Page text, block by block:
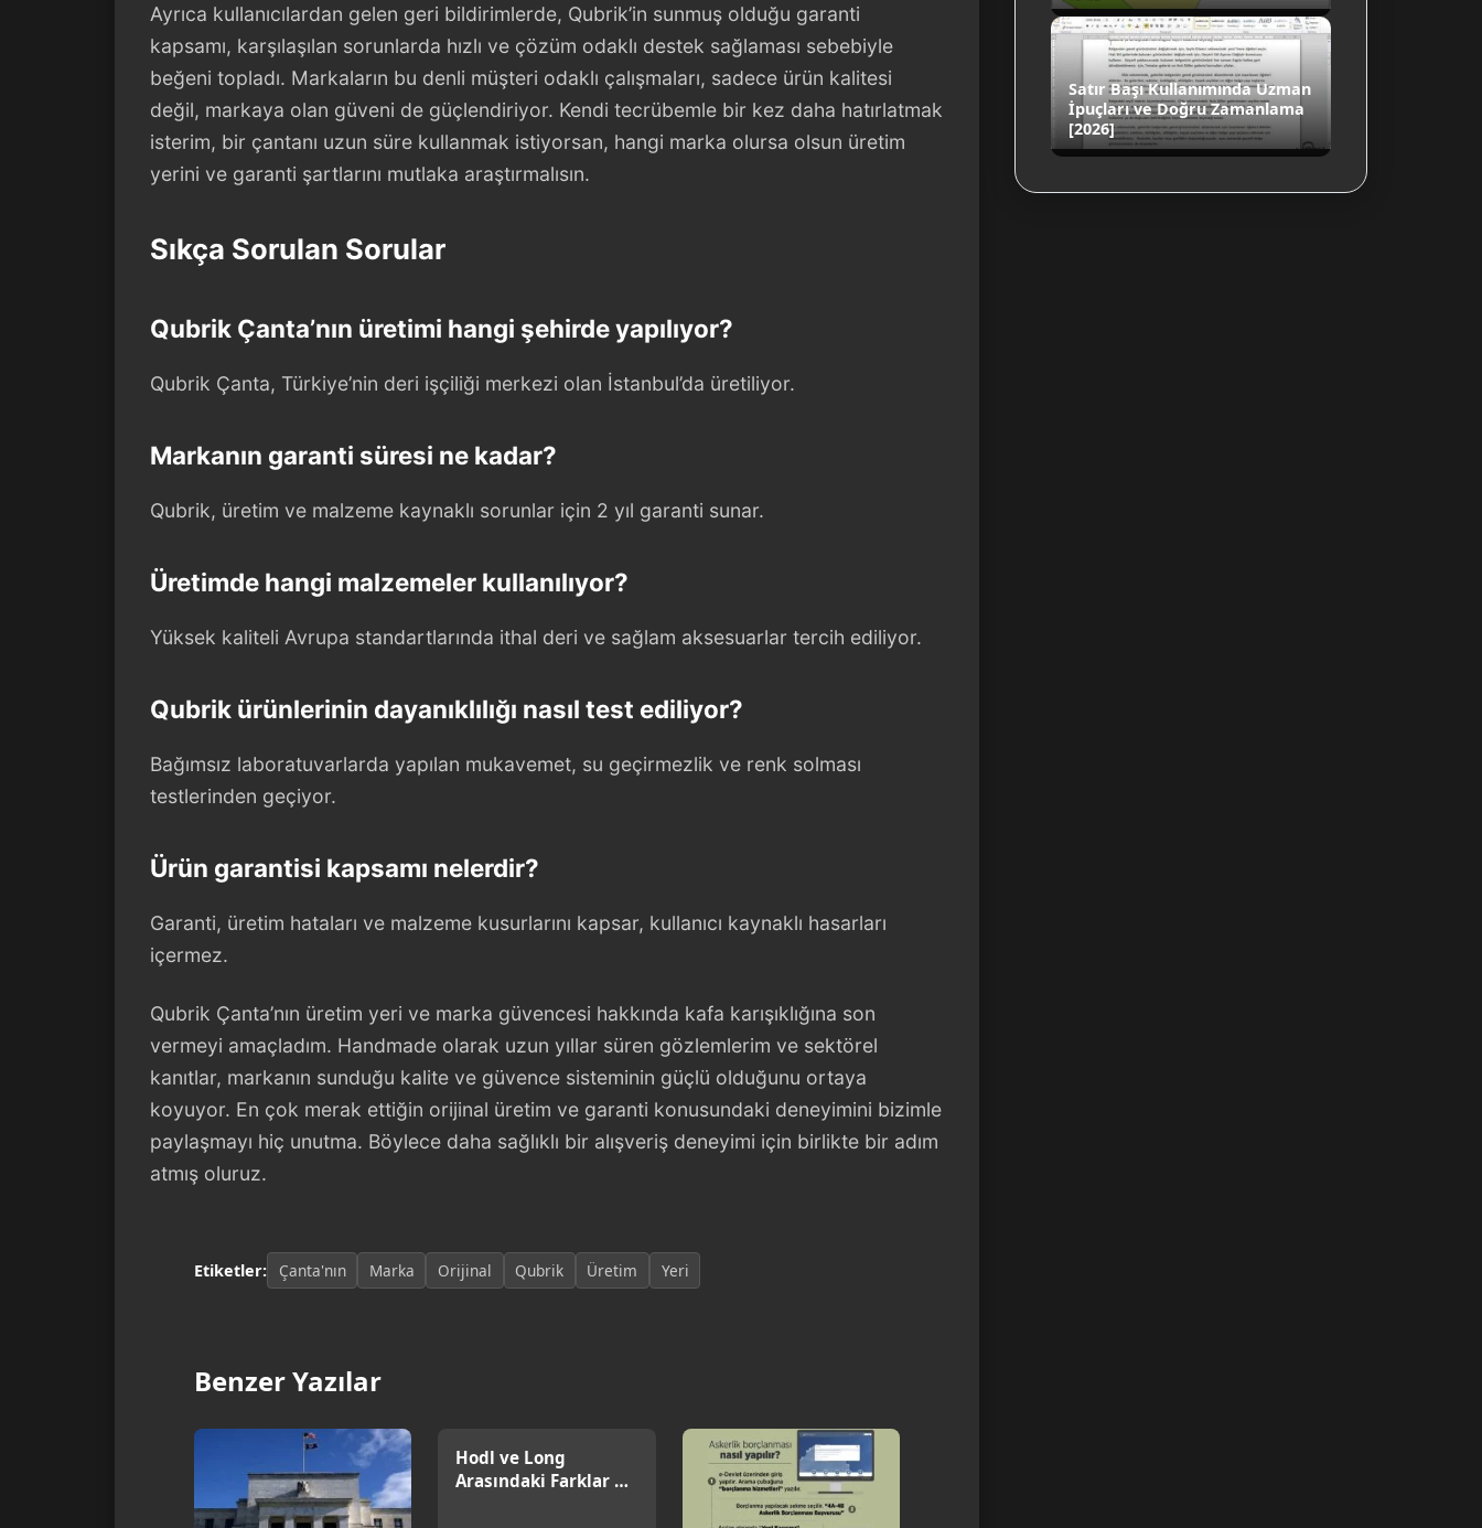
Ayrıca kullanıcılardan gelen geri bildirimlerde, Qubrik’in sunmuş olduğu garanti
kapsamı, karşılaşılan sorunlarda hızlı ve çözüm odaklı destek sağlaması sebebiyle
beğeni topladı. Markaların bu denli müşteri odaklı çalışmaları, sadece ürün kalitesi
değil, markaya olan güveni de güçlendiriyor. Kendi tecrübemle bir kez daha hatırlatmak
isterim, bir çantanı uzun süre kullanmak istiyorsan, hangi marka olursa olsun üretim
yerini ve garanti şartlarını mutlaka araştırmalısın.
Sıkça Sorulan Sorular
Qubrik Çanta’nın üretimi hangi şehirde yapılıyor?
Qubrik Çanta, Türkiye’nin deri işçiliği merkezi olan İstanbul’da üretiliyor.
Markanın garanti süresi ne kadar?
Qubrik, üretim ve malzeme kaynaklı sorunlar için 2 yıl garanti sunar.
Üretimde hangi malzemeler kullanılıyor?
Yüksek kaliteli Avrupa standartlarında ithal deri ve sağlam aksesuarlar tercih ediliyor.
Qubrik ürünlerinin dayanıklılığı nasıl test ediliyor?
Bağımsız laboratuvarlarda yapılan mukavemet, su geçirmezlik ve renk solması
testlerinden geçiyor.
Ürün garantisi kapsamı nelerdir?
Garanti, üretim hataları ve malzeme kusurlarını kapsar, kullanıcı kaynaklı hasarları
içermez.
Qubrik Çanta’nın üretim yeri ve marka güvencesi hakkında kafa karışıklığına son
vermeyi amaçladım. Handmade olarak uzun yıllar süren gözlemlerim ve sektörel
kanıtlar, markanın sunduğu kalite ve güvence sisteminin güçlü olduğunu ortaya
koyuyor. En çok merak ettiğin orijinal üretim ve garanti konusundaki deneyimini bizimle
paylaşmayı hiç unutma. Böylece daha sağlıklı bir alışveriş deneyimi için birlikte bir adım
atmış oluruz.
Etiketler: Çanta'nın Marka Orijinal Qubrik Üretim Yeri
Benzer Yazılar
Hodl ve Long
Arasındaki Farklar ve
Satır Başı Kullanımında Uzman
İpuçları ve Doğru Zamanlama
[2026]